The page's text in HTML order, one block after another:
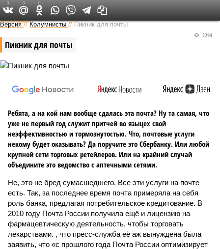
Федеральный выпуск
Версия //Колумнисты //Пикник для почты
Пикник для почты
2294
Ребята, а на кой нам вообще сдалась эта почта? Ну та самая, что
уже не первый год служит притчей во языцех свой
неэффективностью и тормознутостью. Что, почтовые услуги
некому будет оказывать? Да поручите это Сбербанку. Или любой
крупной сети торговых ретейлеров. Или на крайний случай
объедините это ведомство с аптечными сетями.
Не, это не бред сумасшедшего. Все эти услуги на почте
есть. Так, за последнее время почта примеряла на себя
роль банка, предлагая потребительское кредитование. В
2010 году Почта России получила ещё и лицензию на
фармацевтическую деятельность, чтобы торговать
лекарствами. , что пресс-служба её аж вынуждена была
заявить, что «с прошлого года Почта России оптимизирует
0 0 0